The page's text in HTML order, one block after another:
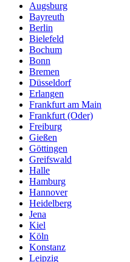
Augsburg
Bayreuth
Berlin
Bielefeld
Bochum
Bonn
Bremen
Düsseldorf
Erlangen
Frankfurt am Main
Frankfurt (Oder)
Freiburg
Gießen
Göttingen
Greifswald
Halle
Hamburg
Hannover
Heidelberg
Jena
Kiel
Köln
Konstanz
Leipzig